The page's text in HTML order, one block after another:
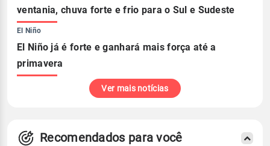
ventania, chuva forte e frio para o Sul e Sudeste
El Niño
El Niño já é forte e ganhará mais força até a
primavera
Ver mais notícias
Recomendados para você